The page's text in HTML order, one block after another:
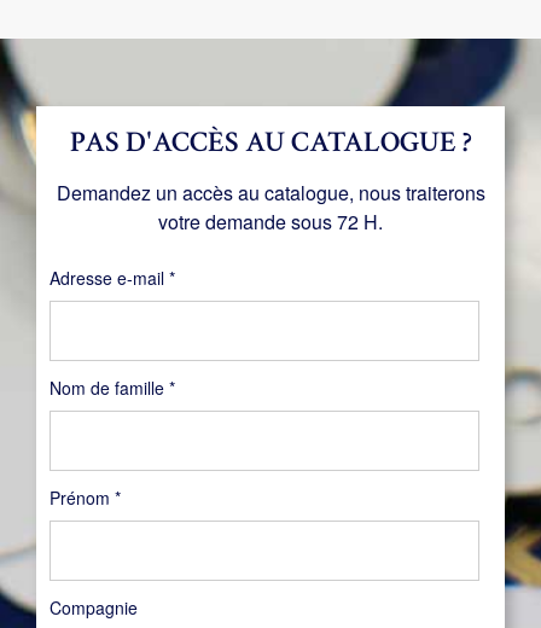
Nom de famille *
Prénom *
Compagnie
PAS D'ACCÈS AU CATALOGUE ?
Demandez un accès au catalogue, nous traiterons
votre demande sous 72 H.
Adresse e-mail *Obligatoire